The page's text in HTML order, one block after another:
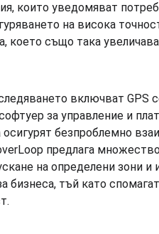
които уведомяват
на висока
което също така
включват GPS
за управление и
осигурят безпроблемно
предлага
на определени зони
бизнеса, тъй като